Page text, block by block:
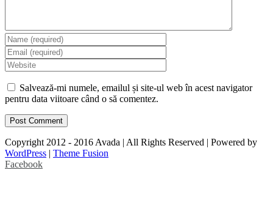
Salvează-mi numele, emailul și site-ul web în acest navigator
pentru data viitoare când o să comentez.
Copyright 2012 - 2016 Avada | All Rights Reserved | Powered by
WordPress | Theme Fusion
Facebook